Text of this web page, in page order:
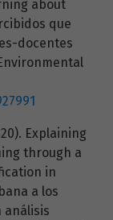
about
que
docentes
Explaining
through a
in
a los
análisis